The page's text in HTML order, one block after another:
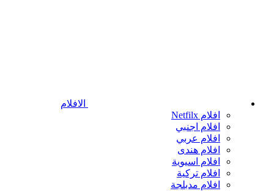
الافلام
افلام Netfilx
افلام اجنبي
افلام عربي
افلام هندى
افلام اسيوية
افلام تركية
افلام مدبلجة